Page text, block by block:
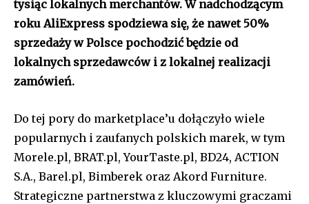
tysiąc lokalnych merchantów. W nadchodzącym
roku AliExpress spodziewa się, że nawet 50%
sprzedaży w Polsce pochodzić będzie od
lokalnych sprzedawców i z lokalnej realizacji
zamówień.
Do tej pory do marketplace’u dołączyło wiele
popularnych i zaufanych polskich marek, w tym
Morele.pl, BRAT.pl, YourTaste.pl, BD24, ACTION
S.A., Barel.pl, Bimberek oraz Akord Furniture.
Strategiczne partnerstwa z kluczowymi graczami